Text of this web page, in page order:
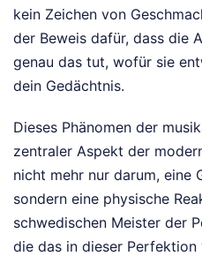
kein Zeichen von
der Beweis dafür, dass die
genau das tut, wofür sie
dein Gedächtnis.
Dieses Phänomen der
zentraler Aspekt der
nicht mehr nur darum, eine
sondern eine physische
schwedischen Meister der
die das in dieser